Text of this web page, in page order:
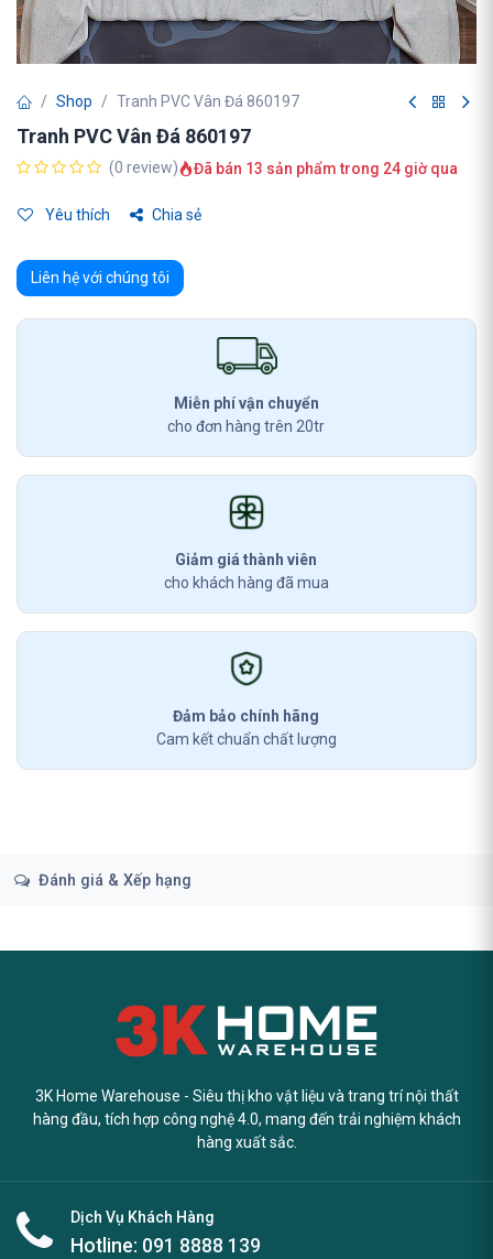
Shop Tranh PVC Vân Đá 860197
Tranh PVC Vân Đá 860197
(0 review) Đã bán 13 sản phẩm trong 24 giờ qua
Yêu thích Chia sẻ
Liên hệ với chúng tôi
Miễn phí vận chuyển
cho đơn hàng trên 20tr
Giảm giá thành viên
cho khách hàng đã mua
Đảm bảo chính hãng
Cam kết chuẩn chất lượng
Đánh giá & Xếp hạng
3K Home Warehouse - Siêu thị kho vật liệu và trang trí nội thất
hàng đầu, tích hợp công nghệ 4.0, mang đến trải nghiệm khách
hàng xuất sắc.
Dịch Vụ Khách Hàng
Hotline: 091 8888 139